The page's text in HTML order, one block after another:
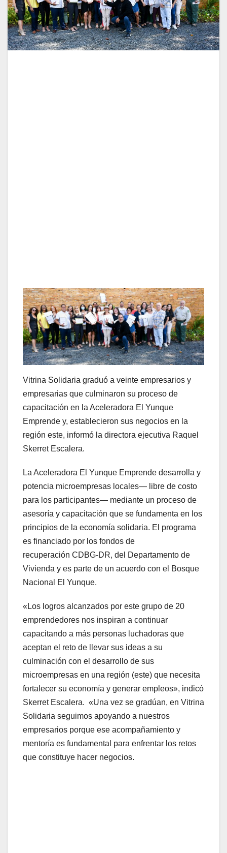
Vitrina Solidaria graduó a veinte empresarios y
empresarias que culminaron su proceso de
capacitación en la Aceleradora El Yunque
Emprende y, establecieron sus negocios en la
región este, informó la directora ejecutiva Raquel
Skerret Escalera.
La Aceleradora El Yunque Emprende desarrolla y
potencia microempresas locales— libre de costo
para los participantes— mediante un proceso de
asesoría y capacitación que se fundamenta en los
principios de la economía solidaria. El programa
es financiado por los fondos de
recuperación CDBG-DR, del Departamento de
Vivienda y es parte de un acuerdo con el Bosque
Nacional El Yunque.
«Los logros alcanzados por este grupo de 20
emprendedores nos inspiran a continuar
capacitando a más personas luchadoras que
aceptan el reto de llevar sus ideas a su
culminación con el desarrollo de sus
microempresas en una región (este) que necesita
fortalecer su economía y generar empleos», indicó
Skerret Escalera. «Una vez se gradúan, en Vitrina
Solidaria seguimos apoyando a nuestros
empresarios porque ese acompañamiento y
mentoría es fundamental para enfrentar los retos
que constituye hacer negocios.